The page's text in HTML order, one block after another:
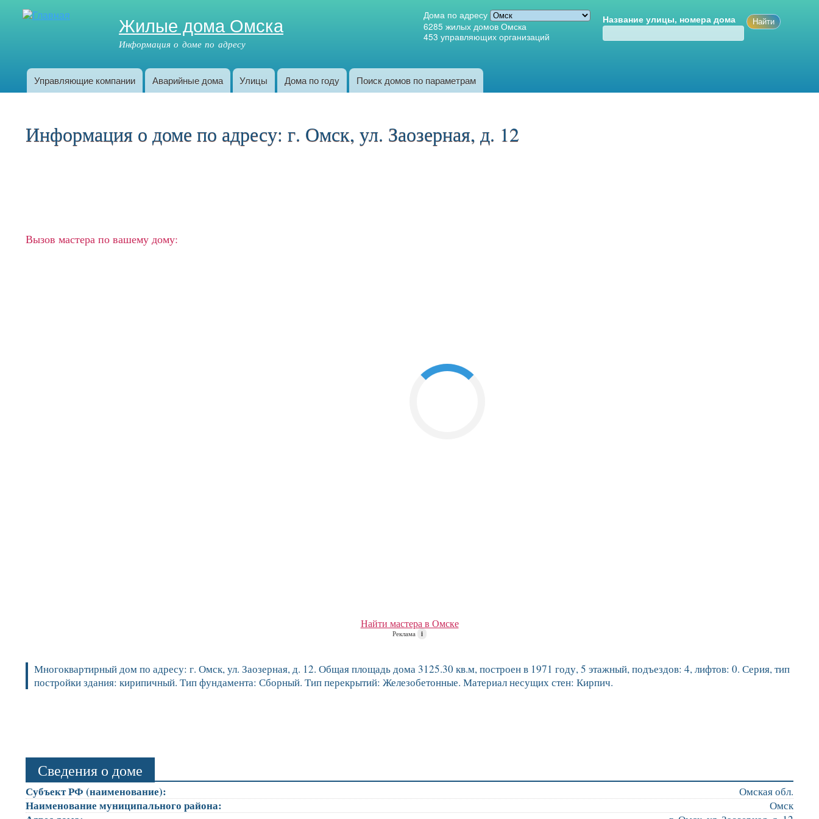
Жилые дома Омска
Информация о доме по адресу
Дома по адресу
6285 жилых домов Омска
453 управляющих организаций
Название улицы, номера дома
Главное меню
Управляющие компании Аварийные дома Улицы Дома по году Поиск домов по параметрам
Информация о доме по адресу: г. Омск, ул. Заозерная, д. 12
Вызов мастера по вашему дому:
Найти мастера в Омске
Реклама i
Многоквартирный дом по адресу: г. Омск, ул. Заозерная, д. 12. Общая площадь дома 3125.30 кв.м, построен в 1971 году, 5 этажный, подъездов: 4, лифтов: 0. Серия, тип
постройки здания: кирипичный. Тип фундамента: Сборный. Тип перекрытий: Железобетонные. Материал несущих стен: Кирпич.
Сведения о доме
Субъект РФ (наименование): Омская обл.
Наименование муниципального района: Омск